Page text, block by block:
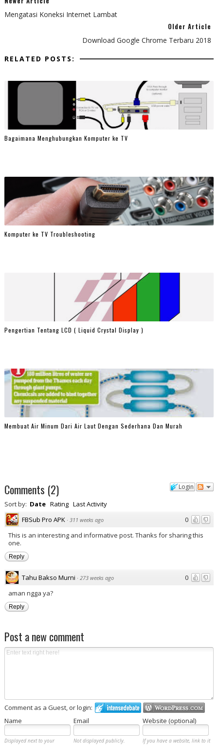
Mengatasi Koneksi Internet Lambat
Older Article
Download Google Chrome Terbaru 2018
RELATED POSTS:
Bagaimana Menghubungkan Komputer ke TV
Komputer ke TV Troubleshooting
Pengertian Tentang LCD ( Liquid Crystal Display )
Membuat Air Minum Dari Air Laut Dengan Sederhana Dan Murah
Login
Comments (2)
Sort by: Date Rating Last Activity
0
FBSub Pro APK · 311 weeks ago
This is an interesting and informative post. Thanks for sharing this
one.
Reply
0
Tahu Bakso Murni · 273 weeks ago
aman ngga ya?
Reply
Post a new comment
Comment as a Guest, or login:
Name
Email Website (optional)
Displayed next to your
Not displayed publicly.
If you have a website, link to it